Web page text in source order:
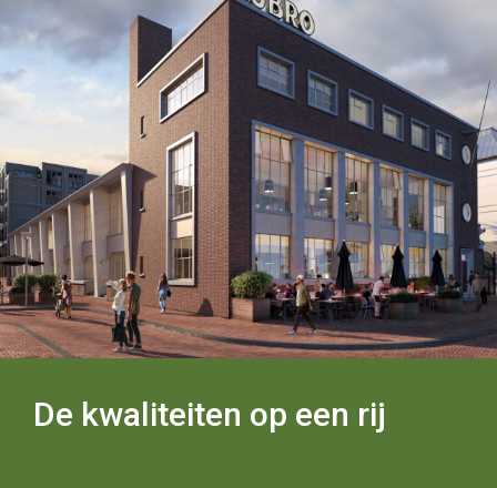
De kwaliteiten op een rij